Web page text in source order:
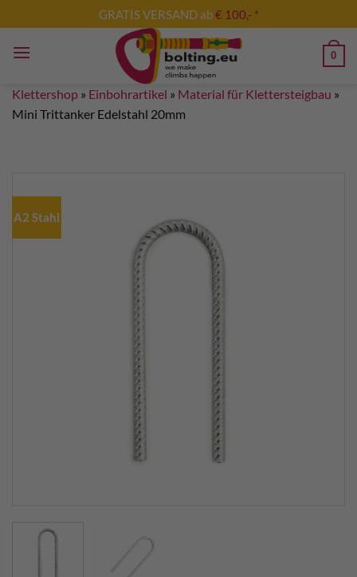
Inhalt
springen
GRATIS VERSAND ab€ 100,- *
0
Klettershop » Einbohrartikel » Material für Klettersteigbau »
Mini Trittanker Edelstahl 20mm
A2 Stahl